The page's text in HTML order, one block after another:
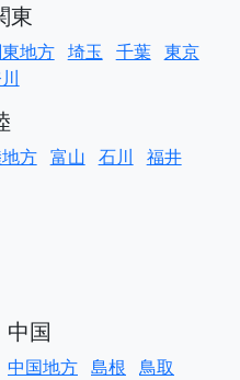
東
地方 埼玉 千葉 東京
方 富山 石川 福井
中国
中国地方 島根 鳥取